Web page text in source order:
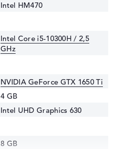
Intel HM470
Intel Core i5-10300H / 2,5
GHz
NVIDIA GeForce GTX 1650 Ti
4 GB
Intel UHD Graphics 630
8 GB